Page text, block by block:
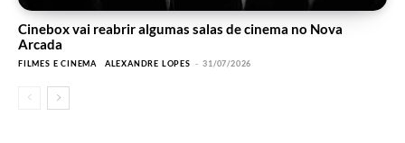
Cinebox vai reabrir algumas salas de cinema no Nova
Arcada
FILMES E CINEMA ALEXANDRE LOPES - 31/07/2026